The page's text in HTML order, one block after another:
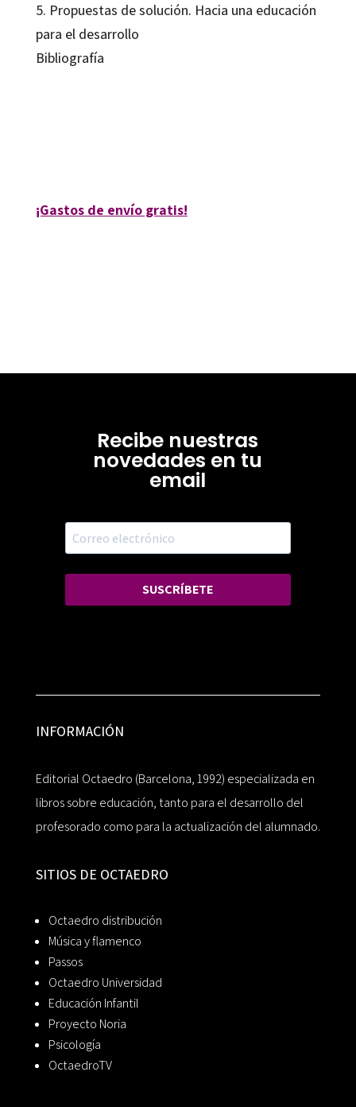
5. Propuestas de solución. Hacia una educación
para el desarrollo
Bibliografía
¡Gastos de envío gratis!
Recibe nuestras
novedades en tu
email
SUSCRÍBETE
INFORMACIÓN
Editorial Octaedro (Barcelona, 1992) especializada en
libros sobre educación, tanto para el desarrollo del
profesorado como para la actualización del alumnado.
SITIOS DE OCTAEDRO
Octaedro distribución
Música y flamenco
Passos
Octaedro Universidad
Educación Infantil
Proyecto Noria
Psicología
OctaedroTV